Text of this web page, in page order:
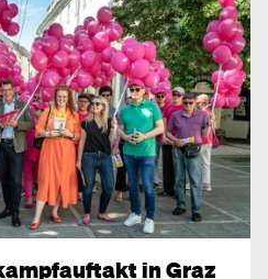
in Graz